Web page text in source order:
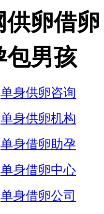
卵借卵
包男孩
单身供卵咨询
单身供卵机构
单身借卵助孕
单身借卵中心
单身借卵公司